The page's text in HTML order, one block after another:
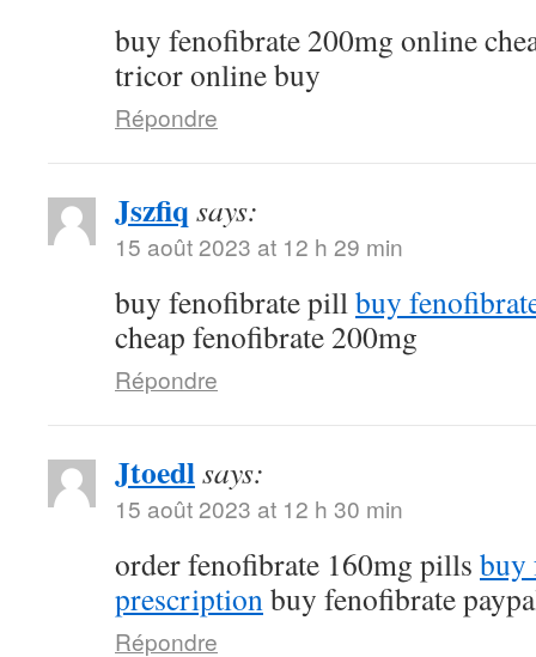
buy fenofibrate 200mg online
tricor online buy
Répondre
Jszfiq says:
15 août 2023 at 12 h 29 min
buy fenofibrate pillbuy
cheap fenofibrate 200mg
Répondre
Jtoedlsays:
15 août 2023 at 12 h 30 min
order fenofibrate 160mg pills buy
prescriptionbuy fenofibrate
Répondre